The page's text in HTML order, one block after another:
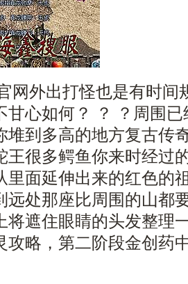
网外出打怪也是有时
甘心如何？ ？ ？周围
堆到多高的地方复古传
王很多鳄鱼你来时经过
里面延伸出来的红色的
远处那座比周围的山都
将遮住眼睛的头发整
攻略，第二阶段金创药